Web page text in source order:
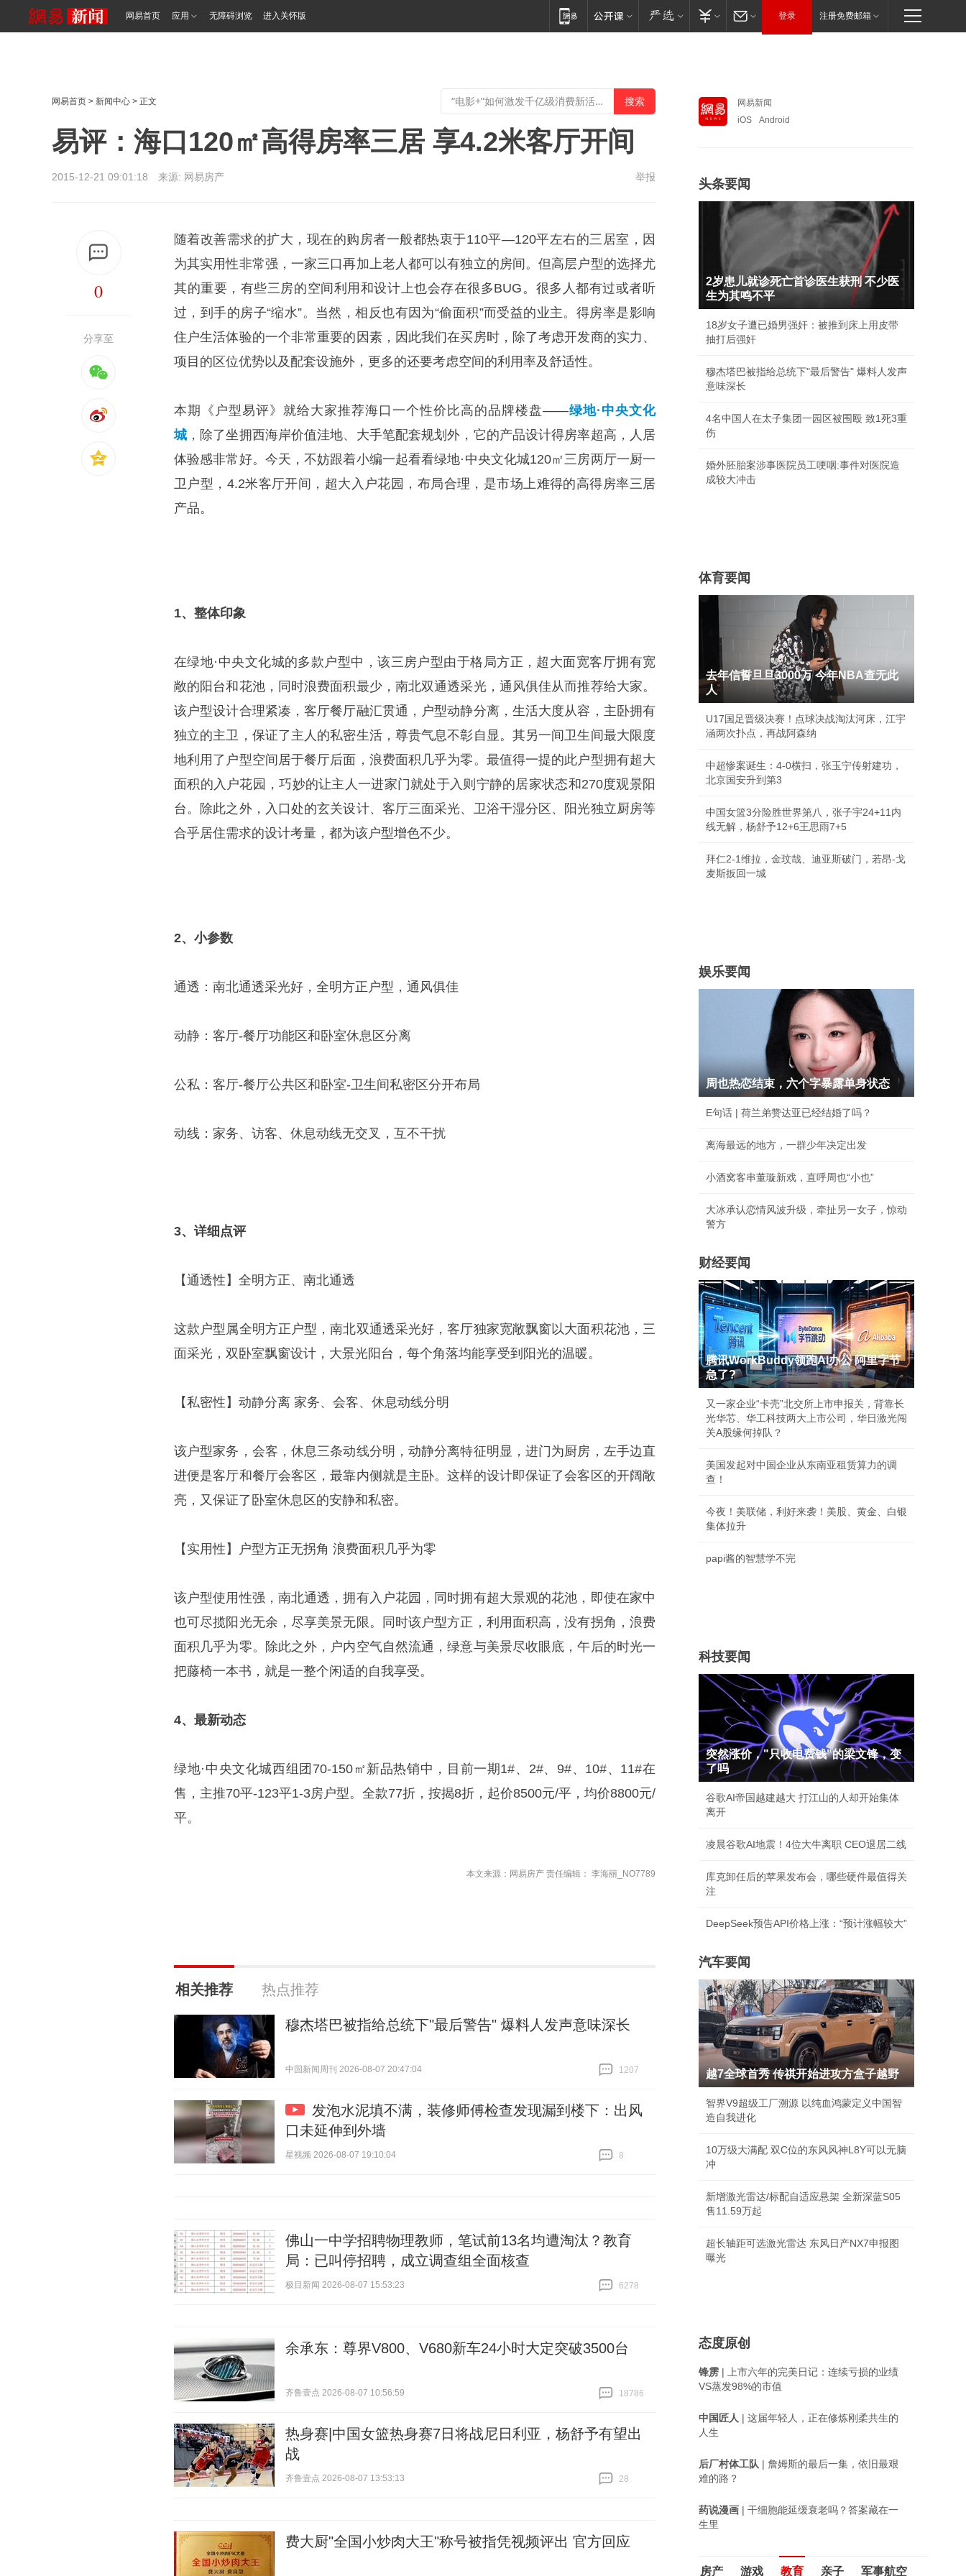
网易首页 应用 无障碍浏览 进入关怀版 登录 注册免费邮箱
网易首页 > 新闻中心 > 正文
易评：海口120㎡高得房率三居 享4.2米客厅开间
2015-12-21 09:01:18 来源: 网易房产 举报
0
分享至
随着改善需求的扩大，现在的购房者一般都热衷于110平—120平左右的三居室，因
为其实用性非常强，一家三口再加上老人都可以有独立的房间。但高层户型的选择尤
其的重要，有些三房的空间利用和设计上也会存在很多BUG。很多人都有过或者听
过，到手的房子“缩水”。当然，相反也有因为“偷面积”而受益的业主。得房率是影响
住户生活体验的一个非常重要的因素，因此我们在买房时，除了考虑开发商的实力、
项目的区位优势以及配套设施外，更多的还要考虑空间的利用率及舒适性。
本期《户型易评》就给大家推荐海口一个性价比高的品牌楼盘——绿地·中央文化
城 ，除了坐拥西海岸价值洼地、大手笔配套规划外，它的产品设计得房率超高，人居
体验感非常好。今天，不妨跟着小编一起看看绿地·中央文化城120㎡三房两厅一厨一
卫户型，4.2米客厅开间，超大入户花园，布局合理，是市场上难得的高得房率三居
产品。
1、整体印象
在绿地·中央文化城的多款户型中，该三房户型由于格局方正，超大面宽客厅拥有宽
敞的阳台和花池，同时浪费面积最少，南北双通透采光，通风俱佳从而推荐给大家。
该户型设计合理紧凑，客厅餐厅融汇贯通，户型动静分离，生活大度从容，主卧拥有
独立的主卫，保证了主人的私密生活，尊贵气息不彰自显。其另一间卫生间最大限度
地利用了户型空间居于餐厅后面，浪费面积几乎为零。最值得一提的此户型拥有超大
面积的入户花园，巧妙的让主人一进家门就处于入则宁静的居家状态和270度观景阳
台。除此之外，入口处的玄关设计、客厅三面采光、卫浴干湿分区、阳光独立厨房等
合乎居住需求的设计考量，都为该户型增色不少。
2、小参数
通透：南北通透采光好，全明方正户型，通风俱佳
动静：客厅-餐厅功能区和卧室休息区分离
公私：客厅-餐厅公共区和卧室-卫生间私密区分开布局
动线：家务、访客、休息动线无交叉，互不干扰
3、详细点评
【通透性】全明方正、南北通透
这款户型属全明方正户型，南北双通透采光好，客厅独家宽敞飘窗以大面积花池，三
面采光，双卧室飘窗设计，大景光阳台，每个角落均能享受到阳光的温暖。
【私密性】动静分离 家务、会客、休息动线分明
该户型家务，会客，休息三条动线分明，动静分离特征明显，进门为厨房，左手边直
进便是客厅和餐厅会客区，最靠内侧就是主卧。这样的设计即保证了会客区的开阔敞
亮，又保证了卧室休息区的安静和私密。
【实用性】户型方正无拐角 浪费面积几乎为零
该户型使用性强，南北通透，拥有入户花园，同时拥有超大景观的花池，即使在家中
也可尽揽阳光无余，尽享美景无限。同时该户型方正，利用面积高，没有拐角，浪费
面积几乎为零。除此之外，户内空气自然流通，绿意与美景尽收眼底，午后的时光一
把藤椅一本书，就是一整个闲适的自我享受。
4、最新动态
绿地·中央文化城西组团70-150㎡新品热销中，目前一期1#、2#、9#、10#、11#在
售，主推70平-123平1-3房户型。全款77折，按揭8折，起价8500元/平，均价8800元/
平。
本文来源：网易房产 责任编辑： 李海丽_NO7789
相关推荐 热点推荐
穆杰塔巴被指给总统下"最后警告" 爆料人发声意味深长
中国新闻周刊 2026-08-07 20:47:04
1207
发泡水泥填不满，装修师傅检查发现漏到楼下：出风
口未延伸到外墙
星视频 2026-08-07 19:10:04
8
佛山一中学招聘物理教师，笔试前13名均遭淘汰？教育
局：已叫停招聘，成立调查组全面核查
极目新闻 2026-08-07 15:53:23
6278
余承东：尊界V800、V680新车24小时大定突破3500台
齐鲁壹点 2026-08-07 10:56:59
18786
热身赛|中国女篮热身赛7日将战尼日利亚，杨舒予有望出
战
齐鲁壹点 2026-08-07 13:53:13
28
费大厨"全国小炒肉大王"称号被指凭视频评出 官方回应
网易新闻
iOS
Android
头条要闻
2岁患儿就诊死亡首诊医生获刑 不少医
生为其鸣不平
18岁女子遭已婚男强奸：被推到床上用皮带
抽打后强奸
穆杰塔巴被指给总统下"最后警告" 爆料人发声
意味深长
4名中国人在太子集团一园区被围殴 致1死3重
伤
婚外胚胎案涉事医院员工哽咽:事件对医院造
成较大冲击
体育要闻
去年信誓旦旦3000万 今年NBA查无此
人
U17国足晋级决赛！点球决战淘汰河床，江宇
涵两次扑点，再战阿森纳
中超惨案诞生：4-0横扫，张玉宁传射建功，
北京国安升到第3
中国女篮3分险胜世界第八，张子宇24+11内
线无解，杨舒予12+6王思雨7+5
拜仁2-1维拉，金玟哉、迪亚斯破门，若昂-戈
麦斯扳回一城
娱乐要闻
周也热恋结束，六个字暴露单身状态
E句话 | 荷兰弟赞达亚已经结婚了吗？
离海最远的地方，一群少年决定出发
小酒窝客串董璇新戏，直呼周也“小也”
大冰承认恋情风波升级，牵扯另一女子，惊动
警方
财经要闻
腾讯WorkBuddy领跑AI办公 阿里字节
急了?
又一家企业“卡壳”北交所上市申报关，背靠长
光华芯、华工科技两大上市公司，华日激光闯
关A股缘何掉队？
美国发起对中国企业从东南亚租赁算力的调
查！
今夜！美联储，利好来袭！美股、黄金、白银
集体拉升
papi酱的智慧学不完
科技要闻
突然涨价，"只收电费钱"的梁文锋，变
了吗
谷歌AI帝国越建越大 打江山的人却开始集体
离开
凌晨谷歌AI地震！4位大牛离职 CEO退居二线
库克卸任后的苹果发布会，哪些硬件最值得关
注
DeepSeek预告API价格上涨：“预计涨幅较大”
汽车要闻
越7全球首秀 传祺开始进攻方盒子越野
智界V9超级工厂溯源 以纯血鸿蒙定义中国智
造自我进化
10万级大满配 双C位的东风风神L8Y可以无脑
冲
新增激光雷达/标配自适应悬架 全新深蓝S05
售11.59万起
超长轴距可选激光雷达 东风日产NX7申报图
曝光
态度原创
锋雳 | 上市六年的完美日记：连续亏损的业绩
VS蒸发98%的市值
中国匠人 | 这届年轻人，正在修炼刚柔共生的
人生
后厂村体工队 | 詹姆斯的最后一集，依旧最艰
难的路？
药说漫画 | 干细胞能延缓衰老吗？答案藏在一
生里
房产 游戏 教育 亲子 军事航空